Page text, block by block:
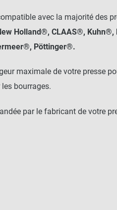
avec la majorité des
Holland®, CLAAS®, Kuhn®,
Pöttinger®.
maximale de votre presse
bourrages.
par le fabricant de votre